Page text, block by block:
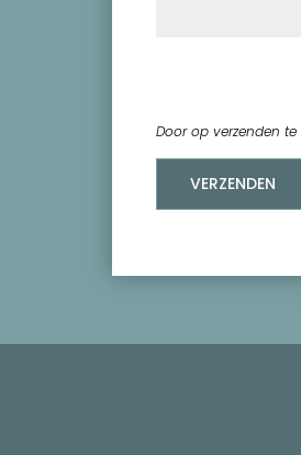
Door op verzenden